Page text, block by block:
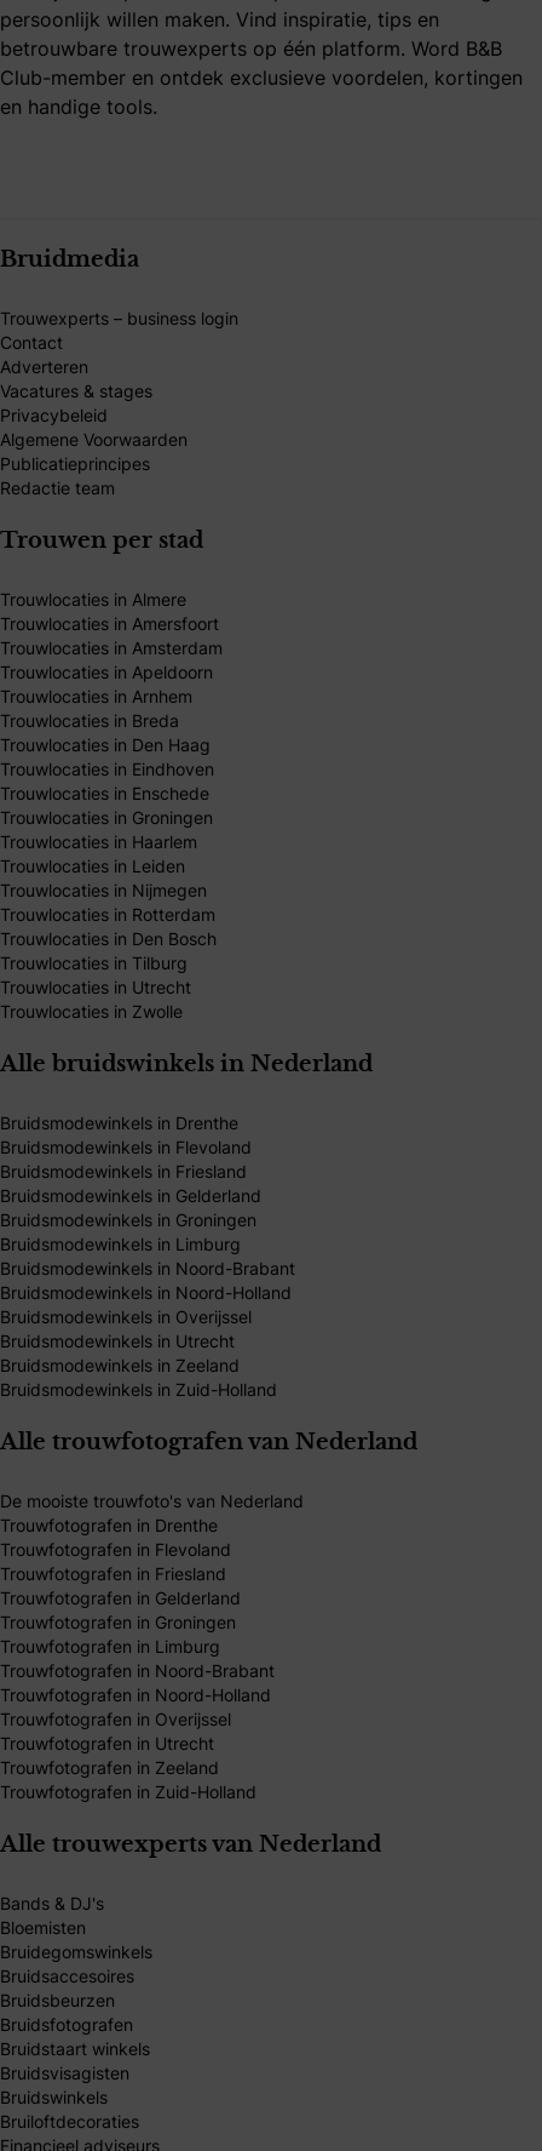
persoonlijk willen maken. Vind inspiratie, tips en
betrouwbare trouwexperts op één platform. Word B&B
Club-member en ontdek exclusieve voordelen, kortingen
en handige tools.
Bruidmedia
Trouwexperts – business login
Contact
Adverteren
Vacatures & stages
Privacybeleid
Algemene Voorwaarden
Publicatieprincipes
Redactie team
Trouwen per stad
Trouwlocaties in Almere
Trouwlocaties in Amersfoort
Trouwlocaties in Amsterdam
Trouwlocaties in Apeldoorn
Trouwlocaties in Arnhem
Trouwlocaties in Breda
Trouwlocaties in Den Haag
Trouwlocaties in Eindhoven
Trouwlocaties in Enschede
Trouwlocaties in Groningen
Trouwlocaties in Haarlem
Trouwlocaties in Leiden
Trouwlocaties in Nijmegen
Trouwlocaties in Rotterdam
Trouwlocaties in Den Bosch
Trouwlocaties in Tilburg
Trouwlocaties in Utrecht
Trouwlocaties in Zwolle
Alle bruidswinkels in Nederland
Bruidsmodewinkels in Drenthe
Bruidsmodewinkels in Flevoland
Bruidsmodewinkels in Friesland
Bruidsmodewinkels in Gelderland
Bruidsmodewinkels in Groningen
Bruidsmodewinkels in Limburg
Bruidsmodewinkels in Noord-Brabant
Bruidsmodewinkels in Noord-Holland
Bruidsmodewinkels in Overijssel
Bruidsmodewinkels in Utrecht
Bruidsmodewinkels in Zeeland
Bruidsmodewinkels in Zuid-Holland
Alle trouwfotografen van Nederland
De mooiste trouwfoto's van Nederland
Trouwfotografen in Drenthe
Trouwfotografen in Flevoland
Trouwfotografen in Friesland
Trouwfotografen in Gelderland
Trouwfotografen in Groningen
Trouwfotografen in Limburg
Trouwfotografen in Noord-Brabant
Trouwfotografen in Noord-Holland
Trouwfotografen in Overijssel
Trouwfotografen in Utrecht
Trouwfotografen in Zeeland
Trouwfotografen in Zuid-Holland
Alle trouwexperts van Nederland
Bands & DJ's
Bloemisten
Bruidegomswinkels
Bruidsaccesoires
Bruidsbeurzen
Bruidsfotografen
Bruidstaart winkels
Bruidsvisagisten
Bruidswinkels
Bruiloftdecoraties
Financieel adviseurs